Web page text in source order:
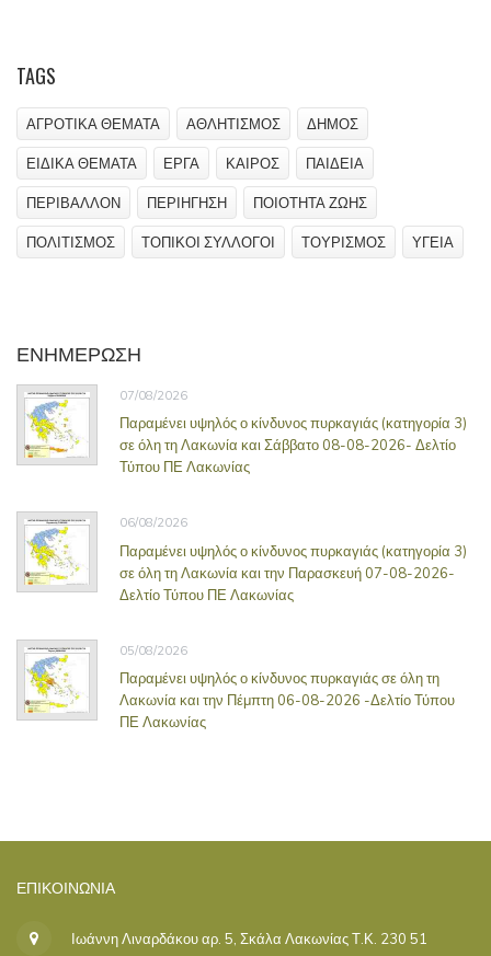
TAGS
ΑΓΡΟΤΙΚΑ ΘΕΜΑΤΑ ΑΘΛΗΤΙΣΜΟΣ ΔΗΜΟΣ
ΕΙΔΙΚΑ ΘΕΜΑΤΑ ΕΡΓΑ ΚΑΙΡΟΣ ΠΑΙΔΕΙΑ
ΠΕΡΙΒΑΛΛΟΝ ΠΕΡΙΗΓΗΣΗ ΠΟΙΟΤΗΤΑ ΖΩΗΣ
ΠΟΛΙΤΙΣΜΟΣ ΤΟΠΙΚΟΙ ΣΥΛΛΟΓΟΙ ΤΟΥΡΙΣΜΟΣ ΥΓΕΙΑ
ΕΝΗΜΕΡΩΣΗ
07/08/2026
Παραμένει υψηλός ο κίνδυνος πυρκαγιάς (κατηγορία 3)
σε όλη τη Λακωνία και Σάββατο 08-08-2026- Δελτίο
Τύπου ΠΕ Λακωνίας
06/08/2026
Παραμένει υψηλός ο κίνδυνος πυρκαγιάς (κατηγορία 3)
σε όλη τη Λακωνία και την Παρασκευή 07-08-2026-
Δελτίο Τύπου ΠΕ Λακωνίας
05/08/2026
Παραμένει υψηλός ο κίνδυνος πυρκαγιάς σε όλη τη
Λακωνία και την Πέμπτη 06-08-2026 -Δελτίο Τύπου
ΠΕ Λακωνίας
ΕΠΙΚΟΙΝΩΝΊΑ
Ιωάννη Λιναρδάκου αρ. 5, Σκάλα Λακωνίας Τ.Κ. 230 51